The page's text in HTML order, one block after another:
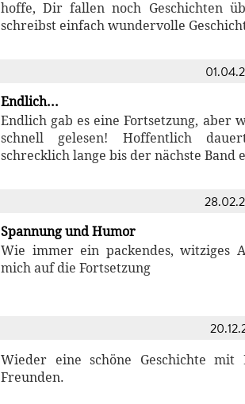
hoffe, Dir fallen noch Geschichten
schreibst einfach wundervolle
Endlich...
Endlich gab es eine Fortsetzung, aber
schnell gelesen! Hoffentlich
schrecklich lange bis der nächste Band
Spannung und Humor
Wie immer ein packendes, witziges
mich auf die Fortsetzung
Wieder eine schöne Geschichte
Freunden.